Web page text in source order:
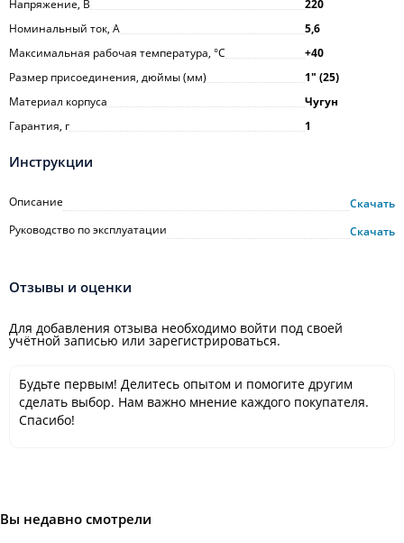
Напряжение, В
220
Номинальный ток, А
5,6
Максимальная рабочая температура, °С
+40
Размер присоединения, дюймы (мм)
1ʺ (25)
Материал корпуса
Чугун
Гарантия, г
1
Инструкции
Описание
Скачать
Руководство по эксплуатации
Скачать
Отзывы и оценки
Для добавления отзыва необходимо войти под своей
учётной записью или зарегистрироваться.
Будьте первым! Делитесь опытом и помогите другим
сделать выбор. Нам важно мнение каждого покупателя.
Спасибо!
Вы недавно смотрели